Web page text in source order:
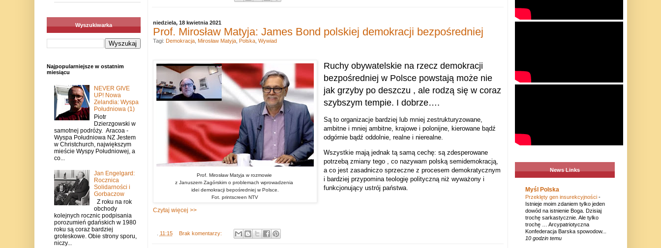
niedziela, 18 kwietnia 2021
Prof. Mirosław Matyja: James Bond polskiej demokracji bezpośredniej
Prof. Mirosław Matyja w rozmowie
z Januszem Zagórskim o problemach wprowadzenia
idei demokracji bepośredniej w Polsce.
Fot. printscreen NTV
Ruchy obywatelskie na rzecz demokracji
bezpośredniej w Polsce powstają może nie
jak grzyby po deszczu , ale rodzą się w coraz
szybszym tempie. I dobrze….
Są to organizacje bardziej lub mniej zestrukturyzowane,
ambitne i mniej ambitne, krajowe i polonijne, kierowane bądź
odgórnie bądź oddolnie, realne i nierealne.
Wszystkie mają jednak tą samą cechę: są zdesperowane
potrzebą zmiany tego , co nazywam polską semidemokracją,
a co jest zasadniczo sprzeczne z procesem demokratycznym
i bardziej przypomina teologię polityczną niż wyważony i
funkcjonujący ustrój państwa.
Czytaj więcej >>
11:15 Brak komentarzy:
Tagi: Demokracja, Mirosław Matyja, Polska, Wywiad
Wyszukiwarka
Najpopularniejsze w ostatnim
miesiącu
NEVER GIVE
UP! Nowa
Zelandia: Wyspa
Południowa (1)
Piotr
Dzierzgowski w
samotnej podróży. Aracoa -
Wyspa Południowa NZ Jestem
w Christchurch, największym
mieście Wyspy Południowej, a
co...
Jan Engelgard:
Rocznica
Solidarności i
Gorbaczow
Z roku na rok
obchody
kolejnych rocznic podpisania
porozumień gdańskich w 1980
roku są coraz bardziej
groteskowe. Obie strony sporu,
niczy...
News Links
Myśl Polska
Przeklęty gen insurekcyjności -
Istnieje moim zdaniem tylko jeden
dowód na istnienie Boga. Dzisiaj
trochę sarkastycznie. Ale tylko
trochę … Arcypatriotyczna
Konfederacja Barska spowodow...
10 godzin temu